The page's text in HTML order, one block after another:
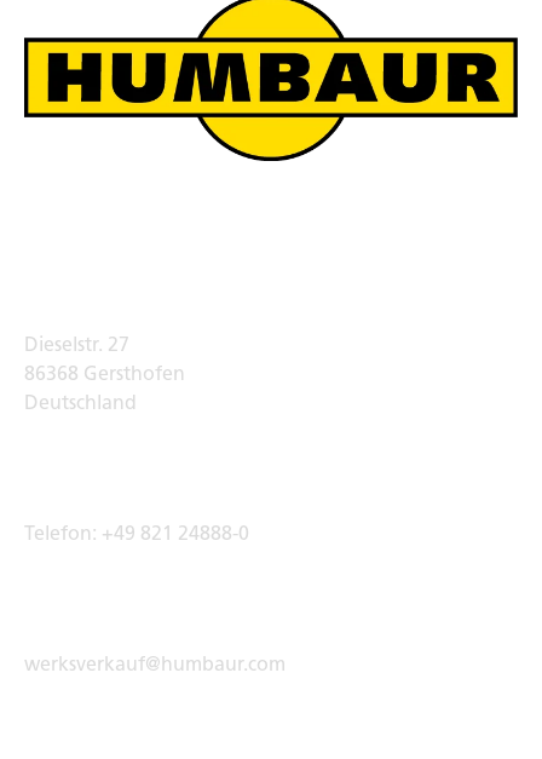
Dieselstr. 27
86368 Gersthofen
Deutschland
Telefon: +49 821 24888-0
werksverkauf@humbaur.com